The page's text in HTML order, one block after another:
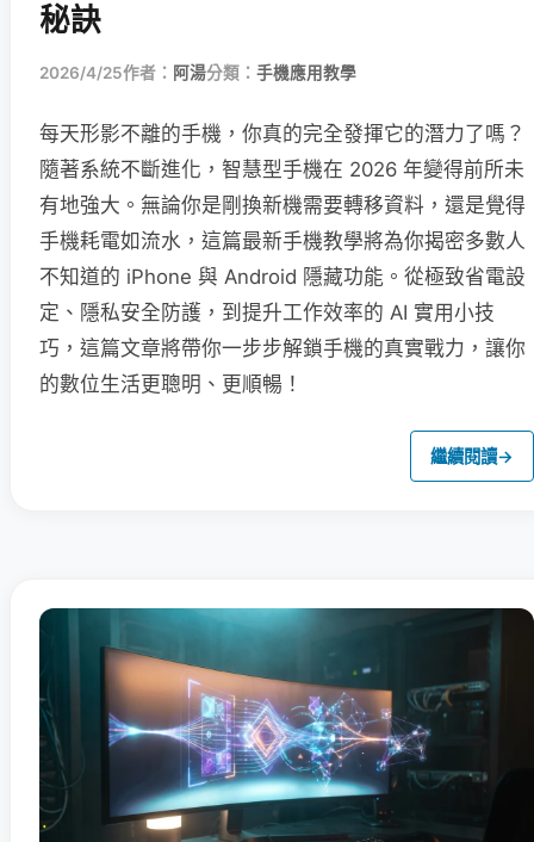
秘訣
2026/4/25作者： 阿湯分類： 手機應用教學
每天形影不離的手機，你真的完全發揮它的潛力了嗎？
隨著系統不斷進化，智慧型手機在 2026 年變得前所未
有地強大。無論你是剛換新機需要轉移資料，還是覺得
手機耗電如流水，這篇最新手機教學將為你揭密多數人
不知道的 iPhone 與 Android 隱藏功能。從極致省電設
定、隱私安全防護，到提升工作效率的 AI 實用小技
巧，這篇文章將帶你一步步解鎖手機的真實戰力，讓你
的數位生活更聰明、更順暢！
繼續閱讀→